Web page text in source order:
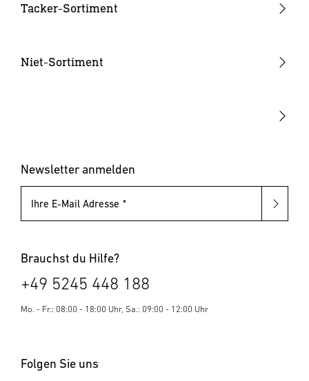
Düsen
Tacker-Sortiment
Hammertacker
Niet-Sortiment
Blindnietmuttern
Newsletter anmelden
Ihre E-Mail Adresse
Brauchst du Hilfe?
+49 5245 448 188
Mo. - Fr.: 08:00 - 18:00 Uhr, Sa.: 09:00 - 12:00 Uhr
Folgen Sie uns